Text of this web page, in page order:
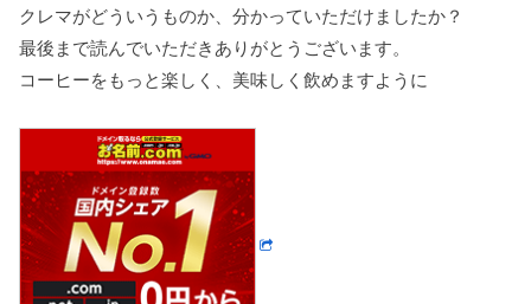
クレマがどういうものか、分かっていただけましたか？
最後まで読んでいただきありがとうございます。
コーヒーをもっと楽しく、美味しく飲めますように